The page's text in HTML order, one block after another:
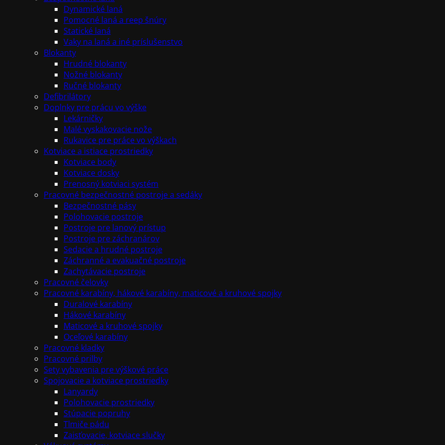
Dynamické laná
Pomocné laná a reep šnúry
Statické laná
Vaky na laná a iné príslušenstvo
Blokanty
Hrudné blokanty
Nožné blokanty
Ručné blokanty
Defibrilátory
Doplnky pre prácu vo výške
Lekárničky
Malé vyskakovacie nože
Rukavice pre práce vo výškach
Kotviace a istiace prostriedky
Kotviace body
Kotviace dosky
Prenosný kotviaci systém
Pracovné bezpečnostné postroje a sedáky
Bezpečnostné pásy
Polohovacie postroje
Postroje pre lanový prístup
Postroje pre záchranárov
Sedacie a hrudné postroje
Záchranné a evakuačné postroje
Zachytávacie postroje
Pracovné čelovky
Pracovné karabíny, hákové karabíny, maticové a kruhové spojky
Duralové karabíny
Hákové karabíny
Maticové a kruhové spojky
Oceľové karabíny
Pracovné kladky
Pracovné prilby
Sety vybavenia pre výškové práce
Spojovacie a kotviace prostriedky
Lanyardy
Polohovacie prostriedky
Stúpacie popruhy
Tlmiče pádu
Zaisťovacie, kotviace slučky